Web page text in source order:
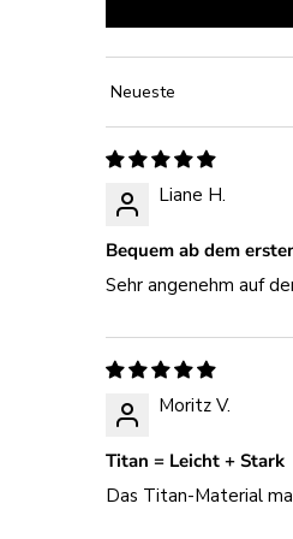
Sort by
Liane H.
Bequem ab dem
Sehr angenehm auf
Moritz V.
Titan = Leicht + Stark
Das Titan-Material